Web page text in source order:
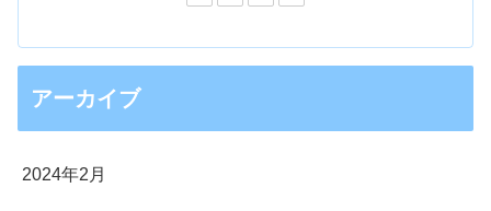
アーカイブ
2024年2月